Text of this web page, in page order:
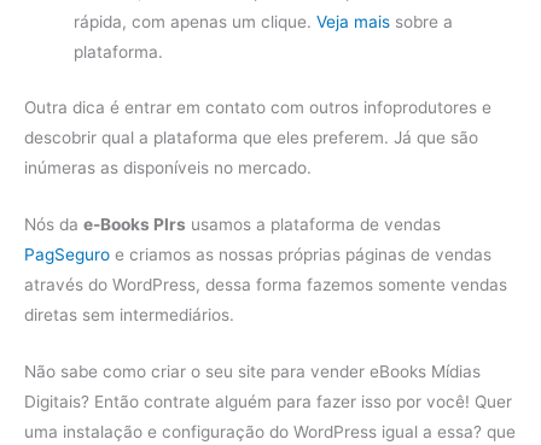
rápida, com apenas um clique.Veja mais sobre a
plataforma.
Outra dica é entrar em contato com outros infoprodutores e
descobrir qual a plataforma que eles preferem. Já que são
inúmeras as disponíveis no mercado.
Nós da e-Books Plrs usamos a plataforma de vendas
PagSeguro e criamos as nossas próprias páginas de vendas
através do WordPress, dessa forma fazemos somente vendas
diretas sem intermediários.
Não sabe como criar o seu site para vender eBooks Mídias
Digitais? Então contrate alguém para fazer isso por você! Quer
uma instalação e configuração do WordPress igual a essa? que